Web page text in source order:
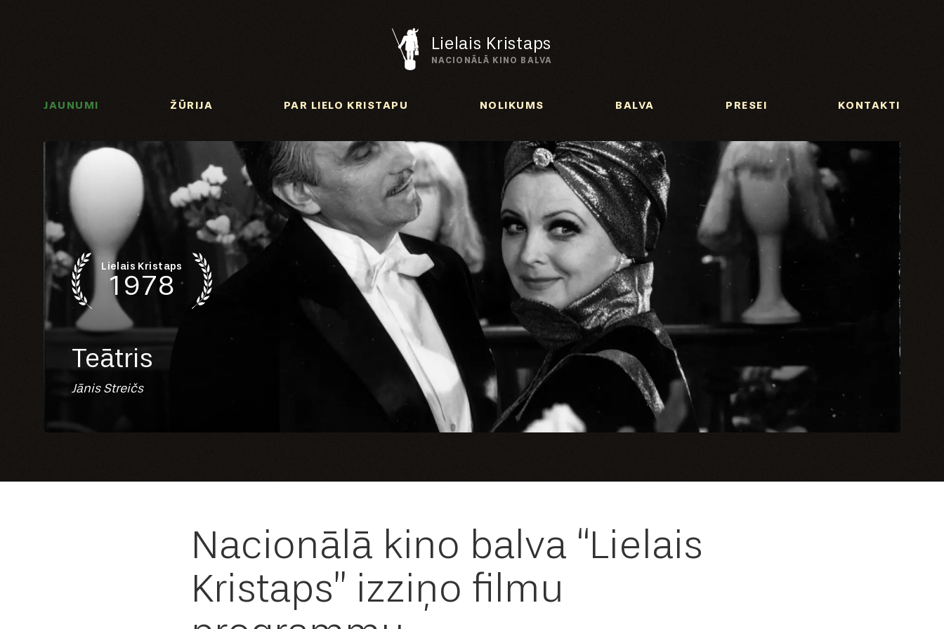
Lielais Kristaps
NACIONĀLĀ KINO BALVA
JAUNUMI ŽŪRIJA PAR LIELO KRISTAPU NOLIKUMS BALVA PRESEI KONTAKTI
Lielais Kristaps
1978
Teātris
Jānis Streičs
Nacionālā kino balva “Lielais
Kristaps” izziņo filmu